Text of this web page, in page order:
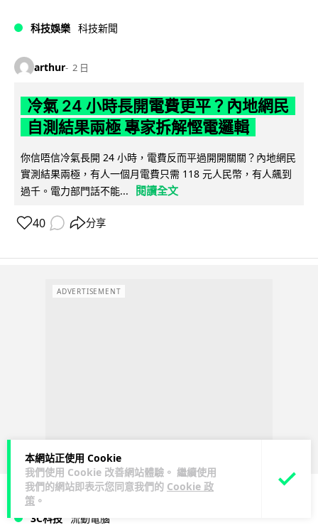
本網站正使用 Cookie
我們使用 Cookie 改善網站體驗。 繼續使用
我們的網站即表示您同意我們的 Cookie 政
策 。
科技娛樂 科技新聞
arthur 2 日
冷氣 24 小時長開電費更平？內地網民
自測結果兩極 專家拆解慳電邏輯
你信唔信冷氣長開 24 小時，電費反而平過開開關關？內地網民
實測結果兩極，有人一個月電費只需 118 元人民幣，有人飆到
過千。電力部門話不能...
閱讀全文
40 分享
ADVERTISEMENT
3C科技 流動電腦